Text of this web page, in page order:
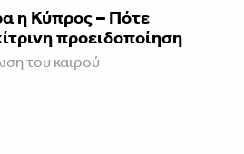
η Κύπρος – Πότε
προειδοποίηση
του καιρού